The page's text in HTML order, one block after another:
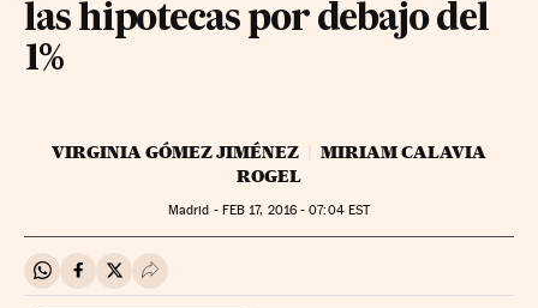
las hipotecas por debajo del
1%
VIRGINIA GÓMEZ JIMÉNEZ
MIRIAM CALAVIA
ROGEL
Madrid - FEB 17, 2016 - 07:04EST
Compartir en Whatsapp
Compartir en Facebook
Compartir en Twitter
Desplegar Redes Sociales